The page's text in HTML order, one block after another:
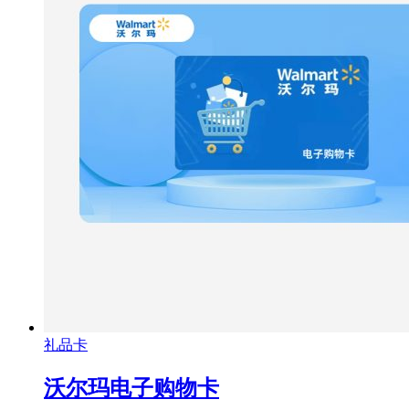
礼品卡
沃尔玛电子购物卡